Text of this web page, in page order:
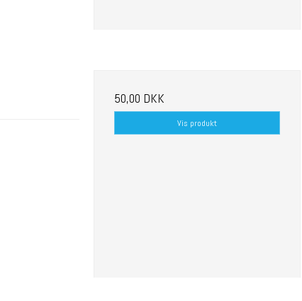
50,00 DKK
Vis produkt